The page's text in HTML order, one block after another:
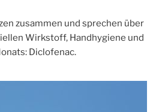
zusammen und sprechen über
Wirkstoff, Handhygiene und
Diclofenac.